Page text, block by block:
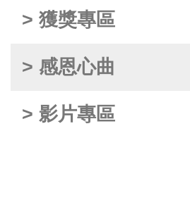
> 獲獎專區
> 感恩心曲
> 影片專區